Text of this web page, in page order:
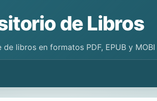
de Libros
de libros en formatos PDF, EPUB y MOBI